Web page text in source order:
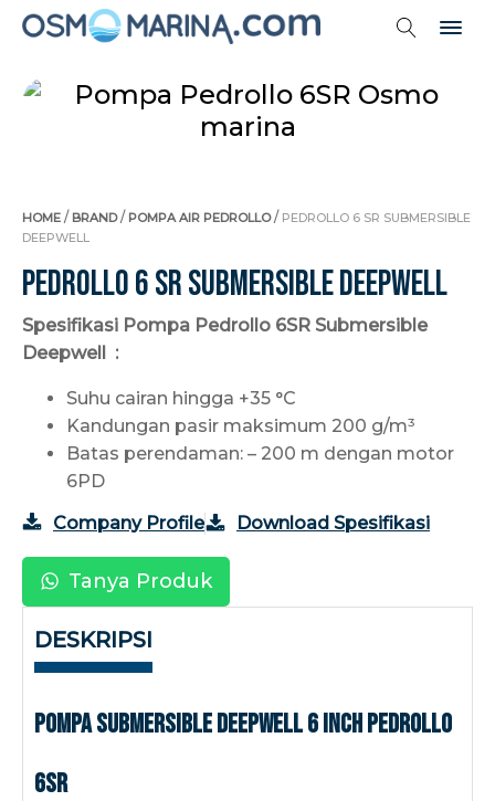
HOME / BRAND/ POMPA AIR PEDROLLO/ PEDROLLO 6 SR SUBMERSIBLE
DEEPWELL
Pedrollo 6 SR Submersible Deepwell
Spesifikasi Pompa Pedrollo 6SR Submersible
Deepwell :
Suhu cairan hingga +35 °C
Kandungan pasir maksimum 200 g/m³
Batas perendaman: – 200 m dengan motor
6PD
Company Profile
Download Spesifikasi
Tanya Produk
DESKRIPSI
Pompa submersible deepwell 6 inch Pedrollo
6SR